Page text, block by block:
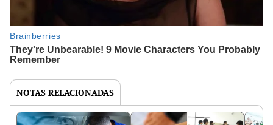
NOTAS RELACIONADAS